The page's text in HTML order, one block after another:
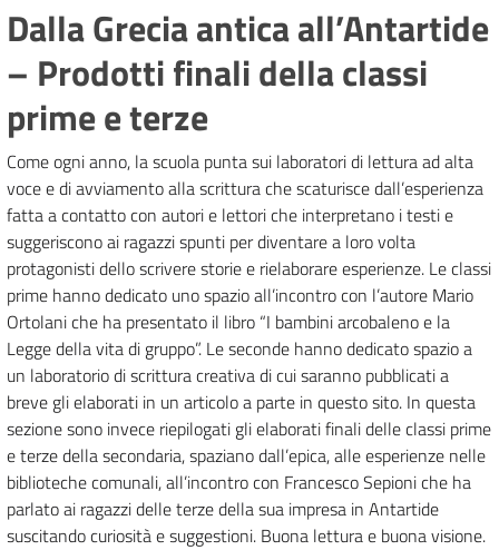
Dalla Grecia antica all’Antartide
– Prodotti finali della classi
prime e terze
Come ogni anno, la scuola punta sui laboratori di lettura ad alta
voce e di avviamento alla scrittura che scaturisce dall’esperienza
fatta a contatto con autori e lettori che interpretano i testi e
suggeriscono ai ragazzi spunti per diventare a loro volta
protagonisti dello scrivere storie e rielaborare esperienze. Le classi
prime hanno dedicato uno spazio all’incontro con l’autore Mario
Ortolani che ha presentato il libro “I bambini arcobaleno e la
Legge della vita di gruppo”. Le seconde hanno dedicato spazio a
un laboratorio di scrittura creativa di cui saranno pubblicati a
breve gli elaborati in un articolo a parte in questo sito. In questa
sezione sono invece riepilogati gli elaborati finali delle classi prime
e terze della secondaria, spaziano dall’epica, alle esperienze nelle
biblioteche comunali, all’incontro con Francesco Sepioni che ha
parlato ai ragazzi delle terze della sua impresa in Antartide
suscitando curiosità e suggestioni. Buona lettura e buona visione.